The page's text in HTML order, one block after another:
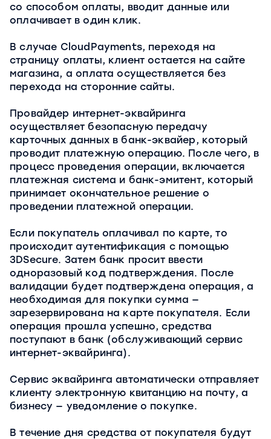
со способом оплаты, вводит данные или
оплачивает в один клик.
В случае CloudPayments, переходя на
страницу оплаты, клиент остается на сайте
магазина, а оплата осуществляется без
перехода на сторонние сайты.
Провайдер интернет-эквайринга
осуществляет безопасную передачу
карточных данных в банк-эквайер, который
проводит платежную операцию. После чего, в
процесс проведения операции, включается
платежная система и банк-эмитент, который
принимает окончательное решение о
проведении платежной операции.
Если покупатель оплачивал по карте, то
происходит аутентификация с помощью
3DSecure. Затем банк просит ввести
одноразовый код подтверждения. После
валидации будет подтверждена операция, а
необходимая для покупки сумма —
зарезервирована на карте покупателя. Если
операция прошла успешно, средства
поступают в банк (обслуживающий сервис
интернет-эквайринга).
Сервис эквайринга автоматически отправляет
клиенту электронную квитанцию на почту, а
бизнесу — уведомление о покупке.
В течение дня средства от покупателя будут